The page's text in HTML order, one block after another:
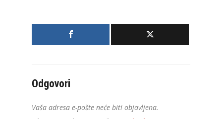
Odgovori
Vaša adresa e-pošte neće biti objavljena.